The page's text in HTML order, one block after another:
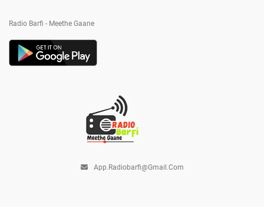
Radio Barfi - Meethe Gaane
App.radiobarfi@gmail.com